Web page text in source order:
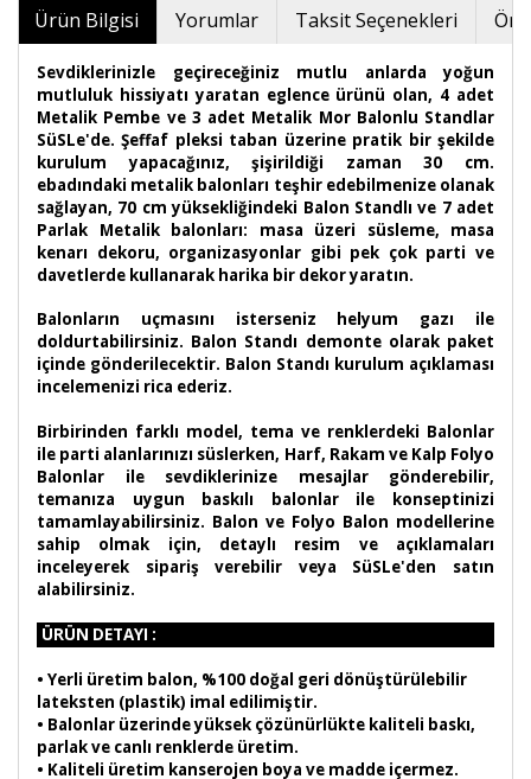
Ürün Bilgisi Yorumlar Taksit Seçenekleri
Sevdiklerinizle geçireceğiniz mutlu anlarda yoğun
mutluluk hissiyatı yaratan eglence ürünü olan, 4 adet
Metalik Pembe ve 3 adet Metalik Mor Balonlu Standlar
SüSLe'de. Şeffaf pleksi taban üzerine pratik bir şekilde
kurulum yapacağınız, şişirildiği zaman 30 cm.
ebadındaki metalik balonları teşhir edebilmenize olanak
sağlayan, 70 cm yüksekliğindeki Balon Standlı ve 7 adet
Parlak Metalik balonları: masa üzeri süsleme, masa
kenarı dekoru, organizasyonlar gibi pek çok parti ve
davetlerde kullanarak harika bir dekor yaratın.
Balonların uçmasını isterseniz helyum gazı ile
doldurtabilirsiniz. Balon Standı demonte olarak paket
içinde gönderilecektir. Balon Standı kurulum açıklaması
incelemenizi rica ederiz.
Birbirinden farklı model, tema ve renklerdeki Balonlar
ile parti alanlarınızı süslerken, Harf, Rakam ve Kalp Folyo
Balonlar ile sevdiklerinize mesajlar gönderebilir,
temanıza uygun baskılı balonlar ile konseptinizi
tamamlayabilirsiniz. Balon ve Folyo Balon modellerine
sahip olmak için, detaylı resim ve açıklamaları
inceleyerek sipariş verebilir veya SüSLe'den satın
alabilirsiniz.
ÜRÜN DETAYI :
• Yerli üretim balon, %100 doğal geri dönüştürülebilir
lateksten (plastik) imal edilimiştir.
• Balonlar üzerinde yüksek çözünürlükte kaliteli baskı,
parlak ve canlı renklerde üretim.
• Kaliteli üretim kanserojen boya ve madde içermez.